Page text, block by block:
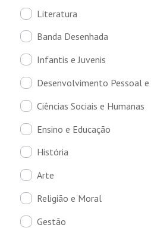
Literatura
Banda Desenhada
Infantis e Juvenis
Desenvolvimento Pessoal
Ciências Sociais e Humanas
Ensino e Educação
História
Arte
Religião e Moral
Gestão